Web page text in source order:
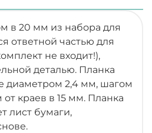
в 20 мм из набора для
ответной частью для
не входит!),
деталью. Планка
диаметром 2,4 мм, шагом
краев в 15 мм. Планка
лист бумаги,